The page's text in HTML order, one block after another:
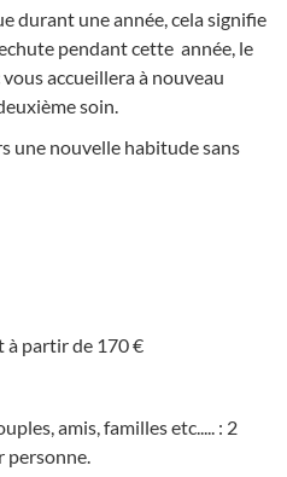
durant une année, cela signifie
pendant cette année, le
accueillera à nouveau
soin.
une nouvelle habitude sans
à partir de 170 €
amis, familles etc..... : 2
personne.